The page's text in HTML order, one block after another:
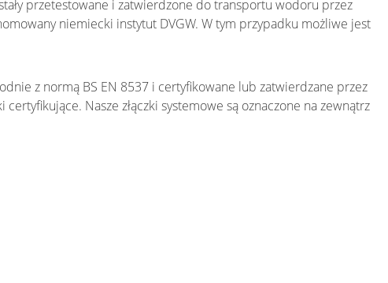
przetestowane i zatwierdzone do transportu wodoru przez
niemiecki instytut DVGW. W tym przypadku możliwe jest
z normą BS EN 8537 i certyfikowane lub zatwierdzane przez
Nasze złączki systemowe są oznaczone na zewnątrz